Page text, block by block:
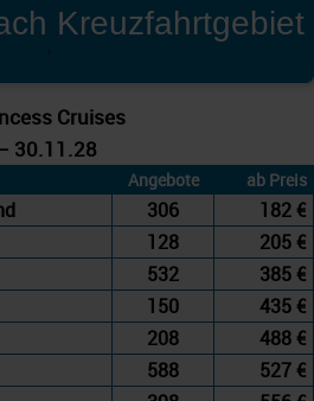
Kreuzfahrtgebiet
'
Cruises
30.11.28
Angebote ab Preis
306
182 €
128
205 €
532
385 €
150
435 €
208
488 €
588
527 €